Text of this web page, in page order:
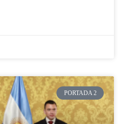
PORTADA 2